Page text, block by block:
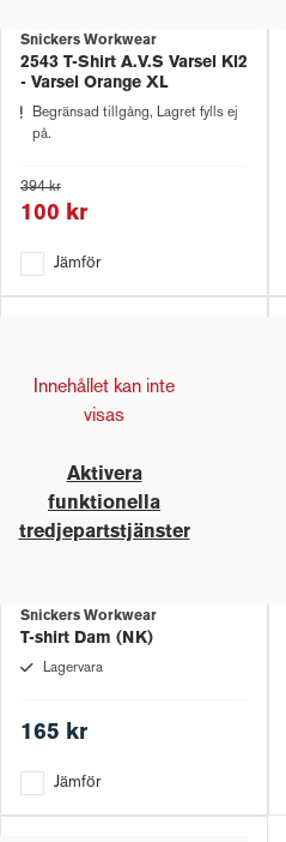
Snickers Workwear
2543 T-Shirt A.V.S Varsel Kl2
- Varsel Orange XL
Begränsad tillgång, Lagret fylls ej
på.
394 kr
100 kr
Jämför
Innehållet kan inte
visas
Aktivera
funktionella
tredjepartstjänster
Snickers Workwear
T-shirt Dam (NK)
Lagervara
165 kr
Jämför